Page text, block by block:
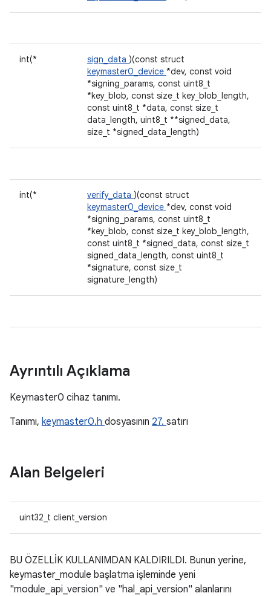
int(* sign_data )(const struct
keymaster0_device *dev, const void
*signing_params, const uint8_t
*key_blob, const size_t key_blob_length,
const uint8_t *data, const size_t
data_length, uint8_t **signed_data,
size_t *signed_data_length)
int(* verify_data )(const struct
keymaster0_device *dev, const void
*signing_params, const uint8_t
*key_blob, const size_t key_blob_length,
const uint8_t *signed_data, const size_t
signed_data_length, const uint8_t
*signature, const size_t
signature_length)
Ayrıntılı Açıklama
Keymaster0 cihaz tanımı.
Tanımı, keymaster0.h dosyasının 27. satırı
Alan Belgeleri
uint32_t client_version
BU ÖZELLİK KULLANIMDAN KALDIRILDI. Bunun yerine,
keymaster_module başlatma işleminde yeni
"module_api_version" ve "hal_api_version" alanlarını